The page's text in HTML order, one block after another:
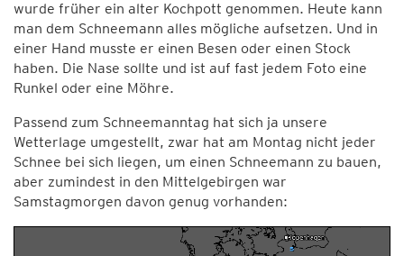
wurde früher ein alter Kochpott genommen. Heute kann
man dem Schneemann alles mögliche aufsetzen. Und in
einer Hand musste er einen Besen oder einen Stock
haben. Die Nase sollte und ist auf fast jedem Foto eine
Runkel oder eine Möhre.
Passend zum Schneemanntag hat sich ja unsere
Wetterlage umgestellt, zwar hat am Montag nicht jeder
Schnee bei sich liegen, um einen Schneemann zu bauen,
aber zumindest in den Mittelgebirgen war
Samstagmorgen davon genug vorhanden: